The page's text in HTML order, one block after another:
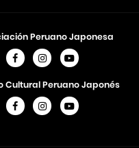
Peruano Japonesa
Cultural Peruano Japonés